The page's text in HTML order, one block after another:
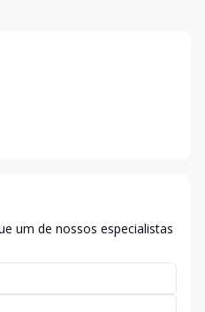
um de nossos especialistas